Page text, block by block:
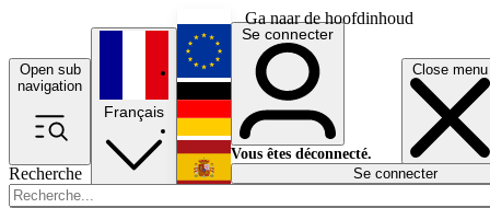
Ga naar de hoofdinhoud
Open sub
navigation
Close menu
Recherche
Français
English
Deutsch
Español
Se connecter
Vous êtes déconnecté.
Se connecter